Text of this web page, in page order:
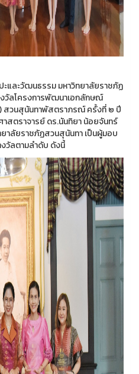
และวัฒนธรรม มหาวิทยาลัยราชภัฏ
วัลโครงการพัฒนาเอกลักษณ์
สวนสุนันทาพัสตราภรณ์ ครั้งที่ ๒ ปี
สตราจารย์ ดร.นันทิยา น้อยจันทร์
าลัยราชภัฏสวนสุนันทา เป็นผู้มอบ
งวัลตามลำดับ ดังนี้